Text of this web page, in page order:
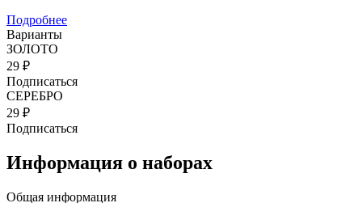
Подробнее
Варианты
ЗОЛОТО
29 ₽
Подписаться
СЕРЕБРО
29 ₽
Подписаться
Информация о наборах
Общая информация